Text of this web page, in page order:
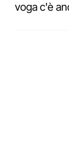
voga c'è